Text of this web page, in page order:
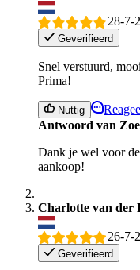
28-7-
Geverifieerd
Snel verstuurd,
Prima!
Nuttig
Antwoord van
Dank je wel voor
aankoop!
Charlotte van der
26-7-
Geverifieerd